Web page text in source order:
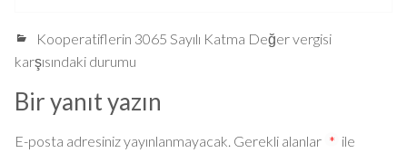
Kooperatiflerin 3065 Sayılı Katma Değer vergisi
karşısındaki durumu
Bir yanıt yazın
E-posta adresiniz yayınlanmayacak. Gerekli alanlar * ile